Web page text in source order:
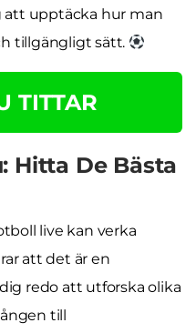
att upptäcka hur man
tillgängligt sätt.
TITTAR
Hitta De Bästa
live kan verka
att det är en
redo att utforska olika
till